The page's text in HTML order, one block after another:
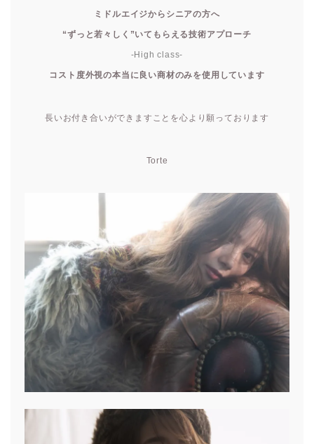
ミドルエイジからシニアの方へ
“ずっと若々しく”いてもらえる技術アプローチ
-High class-
コスト度外視の本当に良い商材のみを使用しています
長いお付き合いができますことを心より願っております
Torte